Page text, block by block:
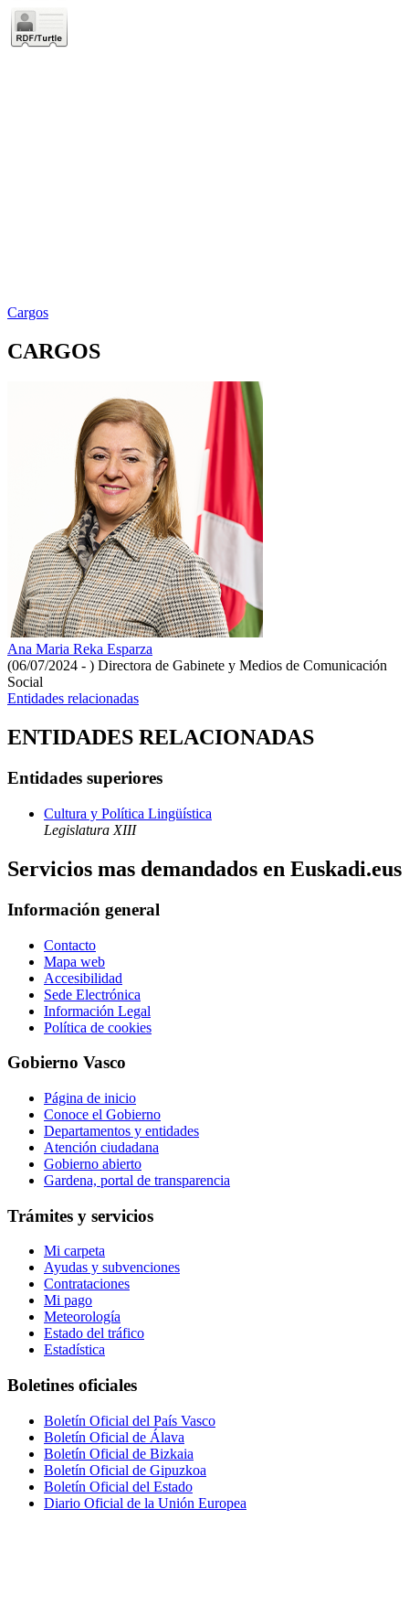
Cargos
CARGOS
Ana Maria Reka Esparza
(06/07/2024 - ) Directora de Gabinete y Medios de Comunicación
Social
Entidades relacionadas
ENTIDADES RELACIONADAS
Entidades superiores
Cultura y Política Lingüística
Legislatura XIII
Servicios mas demandados en Euskadi.eus
Información general
Contacto
Mapa web
Accesibilidad
Sede Electrónica
Información Legal
Política de cookies
Gobierno Vasco
Página de inicio
Conoce el Gobierno
Departamentos y entidades
Atención ciudadana
Gobierno abierto
Gardena, portal de transparencia
Trámites y servicios
Mi carpeta
Ayudas y subvenciones
Contrataciones
Mi pago
Meteorología
Estado del tráfico
Estadística
Boletines oficiales
Boletín Oficial del País Vasco
Boletín Oficial de Álava
Boletín Oficial de Bizkaia
Boletín Oficial de Gipuzkoa
Boletín Oficial del Estado
Diario Oficial de la Unión Europea